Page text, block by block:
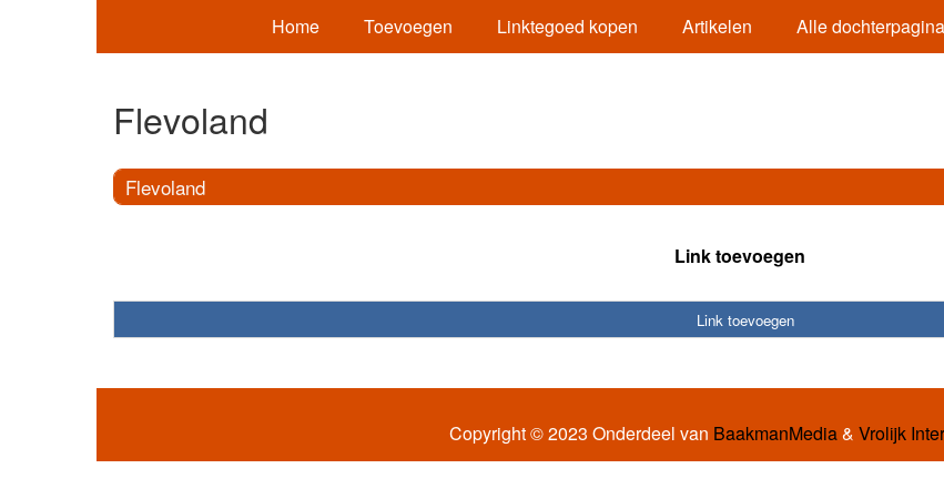
Home Toevoegen Linktegoed kopen Artikelen Alle
Flevoland
Flevoland
Link toevoegen
Link toevoegen
Copyright © 2023 Onderdeel van BaakmanMedia& Vrolijk